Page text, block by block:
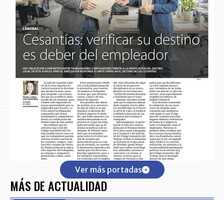
Ver más portadas
MÁS DE ACTUALIDAD